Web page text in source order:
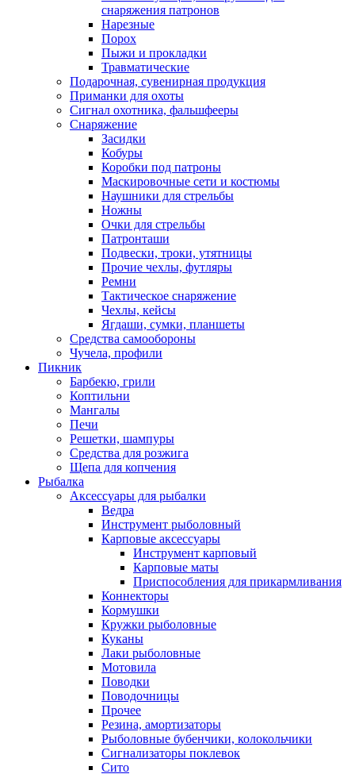
снаряжения патронов
Нарезные
Порох
Пыжи и прокладки
Травматические
Подарочная, сувенирная продукция
Приманки для охоты
Сигнал охотника, фальшфееры
Снаряжение
Засидки
Кобуры
Коробки под патроны
Маскировочные сети и костюмы
Наушники для стрельбы
Ножны
Очки для стрельбы
Патронташи
Подвески, троки, утятницы
Прочие чехлы, футляры
Ремни
Тактическое снаряжение
Чехлы, кейсы
Ягдаши, сумки, планшеты
Средства самообороны
Чучела, профили
Пикник
Барбекю, грили
Коптильни
Мангалы
Печи
Решетки, шампуры
Средства для розжига
Щепа для копчения
Рыбалка
Аксессуары для рыбалки
Ведра
Инструмент рыболовный
Карповые аксессуары
Инструмент карповый
Карповые маты
Приспособления для прикармливания
Коннекторы
Кормушки
Кружки рыболовные
Куканы
Лаки рыболовные
Мотовила
Поводки
Поводочницы
Прочее
Резина, амортизаторы
Рыболовные бубенчики, колокольчики
Сигнализаторы поклевок
Сито